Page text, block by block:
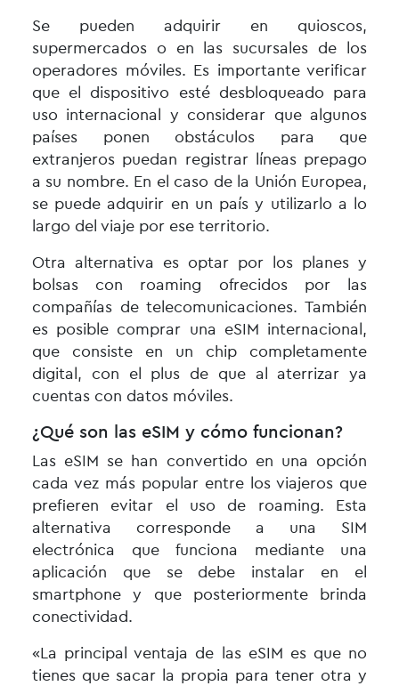
Se pueden adquirir en quioscos,
supermercados o en las sucursales de los
operadores móviles. Es importante verificar
que el dispositivo esté desbloqueado para
uso internacional y considerar que algunos
países ponen obstáculos para que
extranjeros puedan registrar líneas prepago
a su nombre. En el caso de la Unión Europea,
se puede adquirir en un país y utilizarlo a lo
largo del viaje por ese territorio.
Otra alternativa es optar por los planes y
bolsas con roaming ofrecidos por las
compañías de telecomunicaciones. También
es posible comprar una eSIM internacional,
que consiste en un chip completamente
digital, con el plus de que al aterrizar ya
cuentas con datos móviles.
¿Qué son las eSIM y cómo funcionan?
Las eSIM se han convertido en una opción
cada vez más popular entre los viajeros que
prefieren evitar el uso de roaming. Esta
alternativa corresponde a una SIM
electrónica que funciona mediante una
aplicación que se debe instalar en el
smartphone y que posteriormente brinda
conectividad.
«La principal ventaja de las eSIM es que no
tienes que sacar la propia para tener otra y